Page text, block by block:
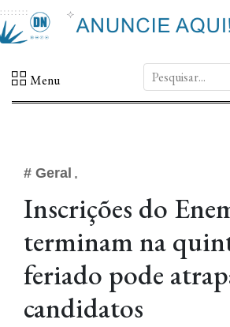
Menu DN.
# Geral
Inscrições do
terminam na
feriado pode
candidatos